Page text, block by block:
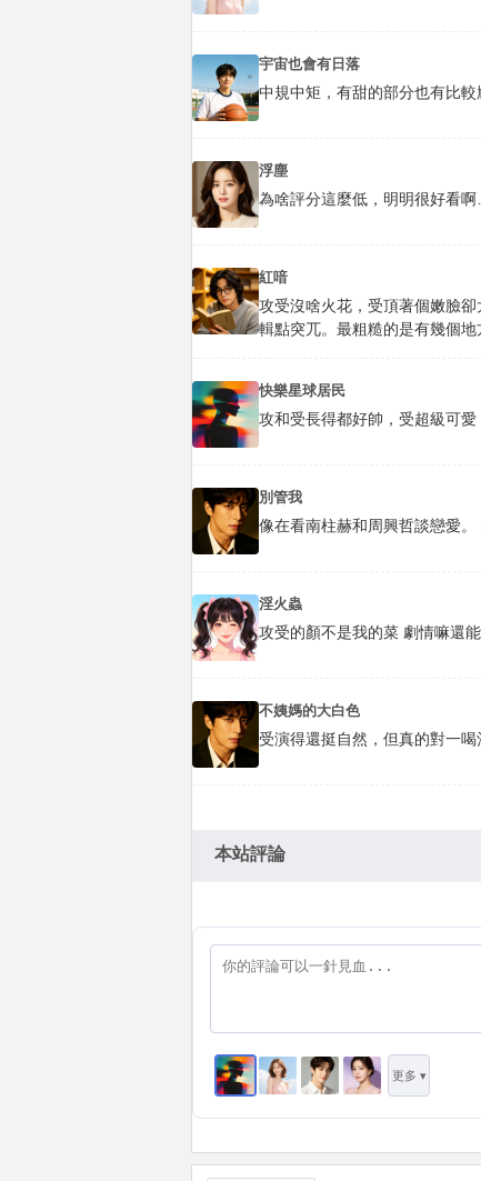
宇宙也會有日落
中規中矩，有甜的部分也有比
浮塵
為啥評分這麼低，明明很好看
紅喑
攻受沒啥火花，受頂著個嫩臉
輯點突兀。最粗糙的是有幾個
快樂星球居民
攻和受長得都好帥，受超級可
別管我
像在看南柱赫和周興哲談戀愛
淫火蟲
攻受的顏不是我的菜 劇情嘛還
不姨媽的大白色
受演得還挺自然，但真的對一喝
本站評論
更多 ▾